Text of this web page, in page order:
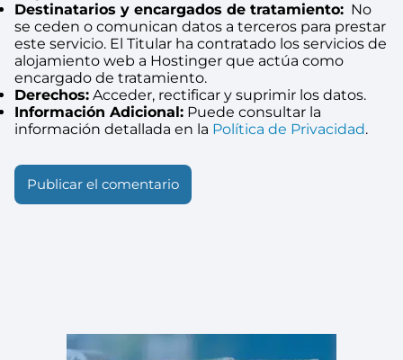
Destinatarios y encargados de tratamiento: No
se ceden o comunican datos a terceros para prestar
este servicio. El Titular ha contratado los servicios de
alojamiento web a Hostinger que actúa como
encargado de tratamiento.
Derechos: Acceder, rectificar y suprimir los datos.
Información Adicional: Puede consultar la
información detallada en la Política de Privacidad.